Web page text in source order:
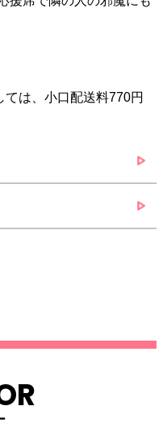
は、小口配送料770円